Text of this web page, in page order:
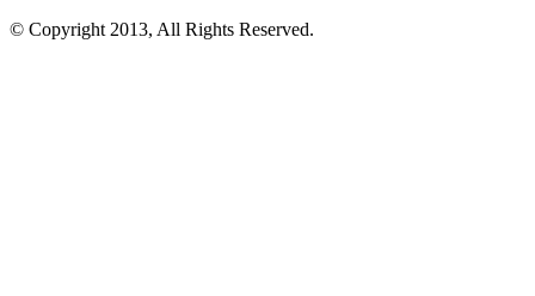
© Copyright 2013, All Rights Reserved.